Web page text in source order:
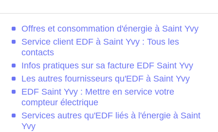
Offres et consommation d'énergie à Saint Yvy
Service client EDF à Saint Yvy : Tous les
contacts
Infos pratiques sur sa facture EDF Saint Yvy
Les autres fournisseurs qu'EDF à Saint Yvy
EDF Saint Yvy : Mettre en service votre
compteur électrique
Services autres qu'EDF liés à l'énergie à Saint
Yvy